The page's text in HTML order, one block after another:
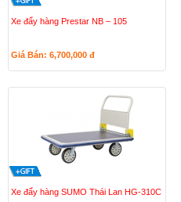
Xe đẩy hàng Prestar NB – 105
Giá Bán: 6,700,000 đ
Xe đẩy hàng SUMO Thái Lan HG-310C